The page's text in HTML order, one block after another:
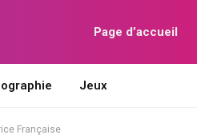
Page d’accueil
Jeux
Française